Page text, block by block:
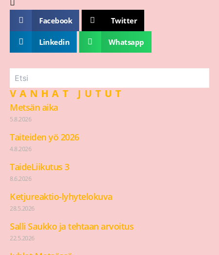
Facebook Twitter
Linkedin Whatsapp
VANHAT JUTUT
Metsän aika
5.8.2026
Taiteiden yö 2026
4.8.2026
TaideLiikutus 3
8.6.2026
Ketjureaktio-lyhytelokuva
28.5.2026
Salli Saukko ja tehtaan arvoitus
22.5.2026